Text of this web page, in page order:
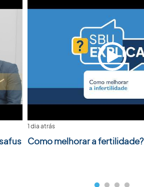
1 dia atrás
Como melhorar a fertilidade?